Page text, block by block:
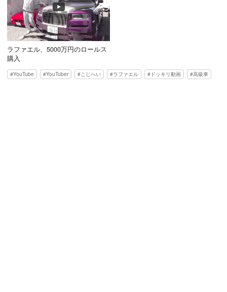
ラファエル、5000万円のロールス
購入
YouTube YouTuber こじへい ラファエル ドッキリ動画 高級車